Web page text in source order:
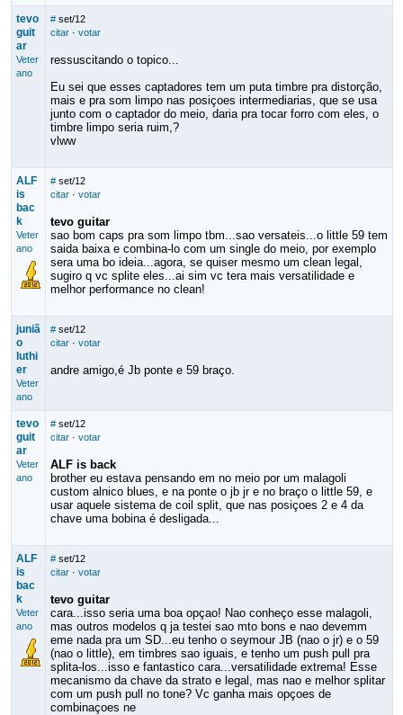
tevo
guit
ar
Veter
ano
# set/12
citar· votar
ressuscitando o topico...
Eu sei que esses captadores tem um puta timbre pra distorção,
mais e pra som limpo nas posiçoes intermediarias, que se usa
junto com o captador do meio, daria pra tocar forro com eles, o
timbre limpo seria ruim,?
vlww
ALF
is
bac
k
Veter
ano
# set/12
citar· votar
tevo guitar
sao bom caps pra som limpo tbm...sao versateis...o little 59 tem
saida baixa e combina-lo com um single do meio, por exemplo
sera uma bo ideia...agora, se quiser mesmo um clean legal,
sugiro q vc splite eles...ai sim vc tera mais versatilidade e
melhor performance no clean!
juniã
o
luthi
er
Veter
ano
# set/12
citar· votar
andre amigo,é Jb ponte e 59 braço.
tevo
guit
ar
Veter
ano
# set/12
citar· votar
ALF is back
brother eu estava pensando em no meio por um malagoli
custom alnico blues, e na ponte o jb jr e no braço o little 59, e
usar aquele sistema de coil split, que nas posiçoes 2 e 4 da
chave uma bobina é desligada...
ALF
is
bac
k
Veter
ano
# set/12
citar· votar
tevo guitar
cara...isso seria uma boa opçao! Nao conheço esse malagoli,
mas outros modelos q ja testei sao mto bons e nao devemm
eme nada pra um SD...eu tenho o seymour JB (nao o jr) e o 59
(nao o little), em timbres sao iguais, e tenho um push pull pra
splita-los...isso e fantastico cara...versatilidade extrema! Esse
mecanismo da chave da strato e legal, mas nao e melhor splitar
com um push pull no tone? Vc ganha mais opçoes de
combinaçoes ne